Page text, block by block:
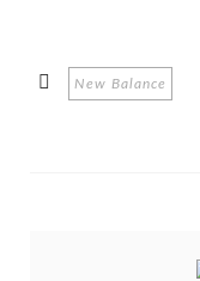
New Balance